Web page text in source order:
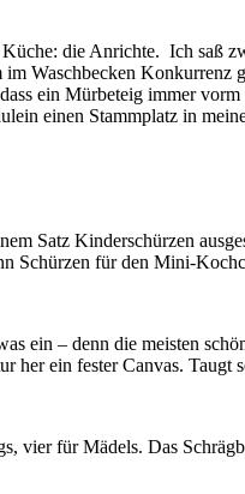
die Anrichte. Ich saß
Waschbecken
ein Mürbeteig immer
einen Stammplatz in
Satz Kinderschürzen
Schürzen für den Mini-
ein – denn die meisten
her ein fester Canvas.
vier für Mädels. Das